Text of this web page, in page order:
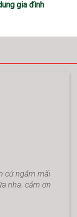
gia đình
cứ ngắm mãi
nha. cảm ơn